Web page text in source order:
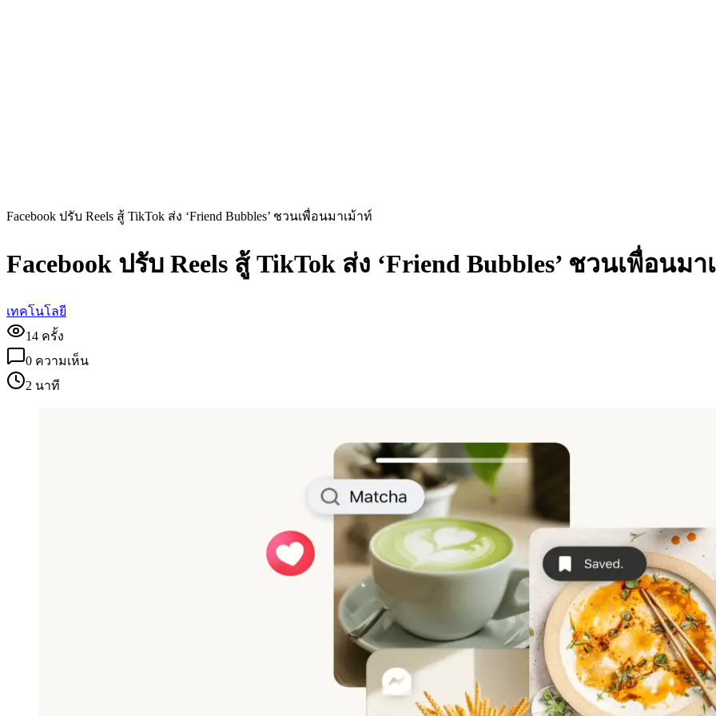
Facebook ปรับ Reels สู้ TikTok ส่ง ‘Friend Bubbles’ ชวนเพื่อนมาเม้าท์
Facebook ปรับ Reels สู้ TikTok ส่ง ‘Friend Bubbles’ ชวนเพื่อนมา
เทคโนโลยี
14 ครั้ง
0 ความเห็น
2 นาที